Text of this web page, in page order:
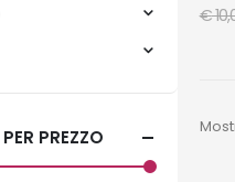
€
PREZZO